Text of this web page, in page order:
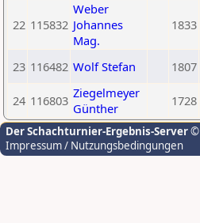
22 115832
Weber
Johannes
Mag.
1833
23 116482 Wolf Stefan 1807
24 116803 Ziegelmeyer
Günther
1728
Der Schachturnier-Ergebnis-Server©
Impressum / Nutzungsbedingungen